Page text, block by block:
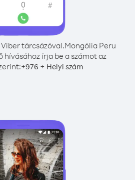
tárcsázóval.Mongólia Peru
írja be a számot az
+976 + Helyi szám